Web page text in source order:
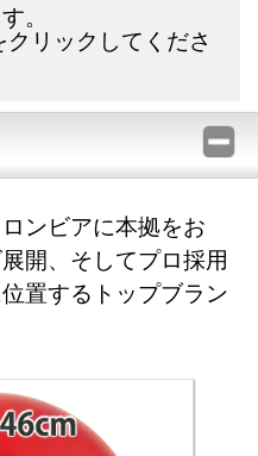
。
クリックしてくださ
ンビアに本拠をお
開、そしてプロ採用
置するトップブラン